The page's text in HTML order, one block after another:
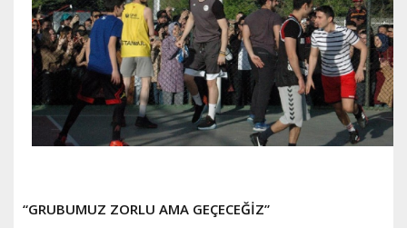
“GRUBUMUZ ZORLU AMA GEÇECEĞİZ”